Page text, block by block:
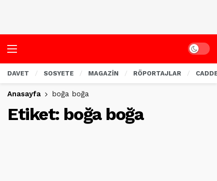
Dark
DAVET SOSYETE MAGAZİN RÖPORTAJLAR
Anasayfa boğa boğa
Etiket: boğa boğa